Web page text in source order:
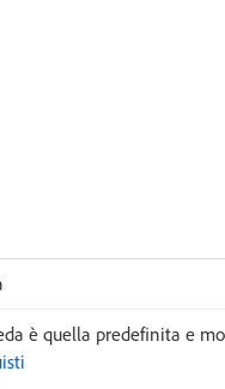
è quella predefinita e